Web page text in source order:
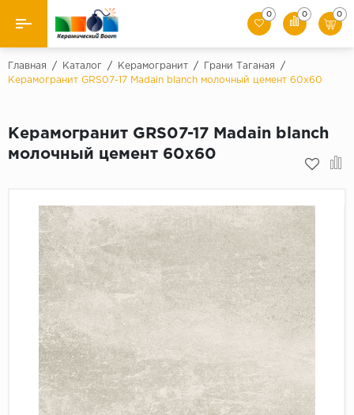
Назад
Керамическая плитка
Мозаики
Искусственный камень
Клинкер
0 0 0
Главная / Каталог / Керамогранит / Грани Таганая
/
Керамогранит GRS07-17 Madain blanch молочный цемент 60x60
Керамогранит GRS07-17 Madain blanch
молочный цемент 60x60